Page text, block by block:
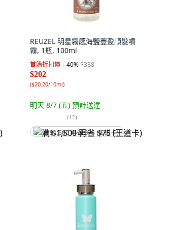
REUZEL 明星霧感海鹽豐盈順髮噴
霧, 1瓶, 100ml
首購折扣價 40%$338
$202
($20.20/10ml)
明天 8/7 (五) 預計送達
(12)
满 $1,500 再省 $75 (王道卡)